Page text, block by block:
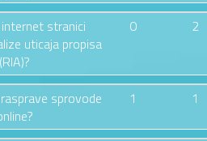
stranici
uticaja propisa
(RIA)?
0 2
sprovode
1 1